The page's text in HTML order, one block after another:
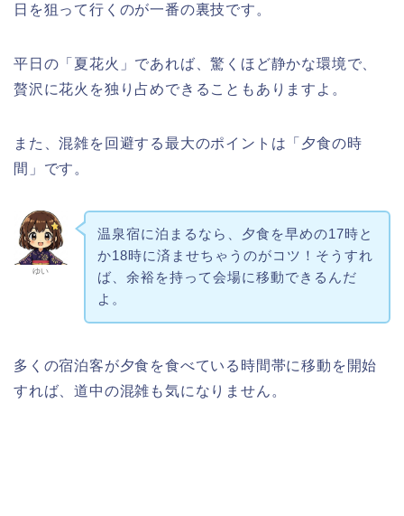
日を狙って行くのが一番の裏技です。
平日の「夏花火」であれば、驚くほど静かな環境で、
贅沢に花火を独り占めできることもありますよ。
また、混雑を回避する最大のポイントは「夕食の時
間」です。
ゆい
温泉宿に泊まるなら、夕食を早めの17時と
か18時に済ませちゃうのがコツ！そうすれ
ば、余裕を持って会場に移動できるんだ
よ。
多くの宿泊客が夕食を食べている時間帯に移動を開始
すれば、道中の混雑も気になりません。